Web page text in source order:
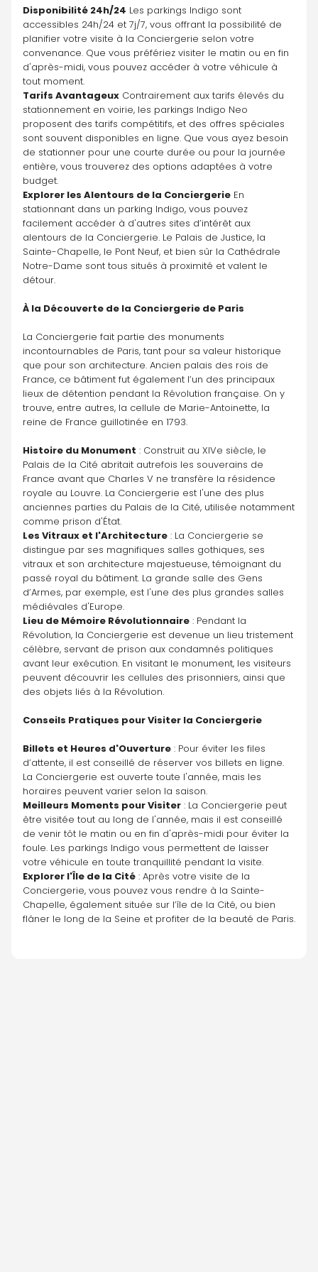
Disponibilité 24h/24 Les parkings Indigo sont
accessibles 24h/24 et 7j/7, vous offrant la possibilité de
planifier votre visite à la Conciergerie selon votre
convenance. Que vous préfériez visiter le matin ou en fin
d'après-midi, vous pouvez accéder à votre véhicule à
tout moment.
Tarifs Avantageux Contrairement aux tarifs élevés du
stationnement en voirie, les parkings Indigo Neo
proposent des tarifs compétitifs, et des offres spéciales
sont souvent disponibles en ligne. Que vous ayez besoin
de stationner pour une courte durée ou pour la journée
entière, vous trouverez des options adaptées à votre
budget.
Explorer les Alentours de la Conciergerie En
stationnant dans un parking Indigo, vous pouvez
facilement accéder à d'autres sites d’intérêt aux
alentours de la Conciergerie. Le Palais de Justice, la
Sainte-Chapelle, le Pont Neuf, et bien sûr la Cathédrale
Notre-Dame sont tous situés à proximité et valent le
détour.
À la Découverte de la Conciergerie de Paris
La Conciergerie fait partie des monuments
incontournables de Paris, tant pour sa valeur historique
que pour son architecture. Ancien palais des rois de
France, ce bâtiment fut également l’un des principaux
lieux de détention pendant la Révolution française. On y
trouve, entre autres, la cellule de Marie-Antoinette, la
reine de France guillotinée en 1793.
Histoire du Monument : Construit au XIVe siècle, le
Palais de la Cité abritait autrefois les souverains de
France avant que Charles V ne transfère la résidence
royale au Louvre. La Conciergerie est l'une des plus
anciennes parties du Palais de la Cité, utilisée notamment
comme prison d'État.
Les Vitraux et l'Architecture : La Conciergerie se
distingue par ses magnifiques salles gothiques, ses
vitraux et son architecture majestueuse, témoignant du
passé royal du bâtiment. La grande salle des Gens
d’Armes, par exemple, est l'une des plus grandes salles
médiévales d'Europe.
Lieu de Mémoire Révolutionnaire : Pendant la
Révolution, la Conciergerie est devenue un lieu tristement
célèbre, servant de prison aux condamnés politiques
avant leur exécution. En visitant le monument, les visiteurs
peuvent découvrir les cellules des prisonniers, ainsi que
des objets liés à la Révolution.
Conseils Pratiques pour Visiter la Conciergerie
Billets et Heures d'Ouverture : Pour éviter les files
d’attente, il est conseillé de réserver vos billets en ligne.
La Conciergerie est ouverte toute l'année, mais les
horaires peuvent varier selon la saison.
Meilleurs Moments pour Visiter : La Conciergerie peut
être visitée tout au long de l'année, mais il est conseillé
de venir tôt le matin ou en fin d'après-midi pour éviter la
foule. Les parkings Indigo vous permettent de laisser
votre véhicule en toute tranquillité pendant la visite.
Explorer l'Île de la Cité : Après votre visite de la
Conciergerie, vous pouvez vous rendre à la Sainte-
Chapelle, également située sur l’île de la Cité, ou bien
flâner le long de la Seine et profiter de la beauté de Paris.